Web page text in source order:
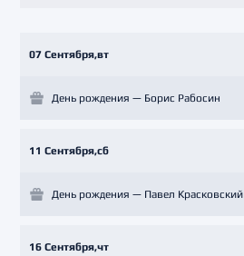
07 Сентября,вт
День рождения — Борис Рабосин
11 Сентября,сб
День рождения — Павел Красковский
16 Сентября,чт